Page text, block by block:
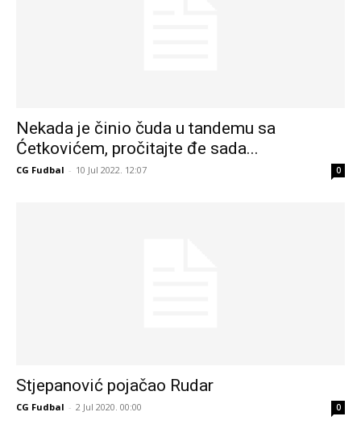
Nekada je činio čuda u tandemu sa
Ćetkovićem, pročitajte đe sada...
CG Fudbal - 10 Jul 2022. 12:07 0
Stjepanović pojačao Rudar
CG Fudbal - 2 Jul 2020. 00:00 0